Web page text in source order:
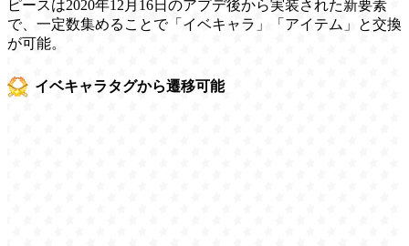
ピースは2020年12月16日のアプデ後から実装された新要素
で、一定数集めることで「イベキャラ」「アイテム」と交換
が可能。
イベキャラタグから遷移可能